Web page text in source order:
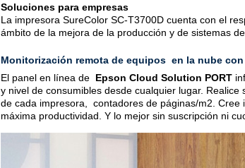
Soluciones para empresas
La impresora SureColor SC-T3700D cuenta con el
ámbito de la mejora de la producción y de sistemas
Monitorización remota de equipos en la nube con
El panel en línea de Epson Cloud Solution PORT
y nivel de consumibles desde cualquier lugar.
de cada impresora, contadores de páginas/m2.
máxima productividad. Y lo mejor sin suscripción ni